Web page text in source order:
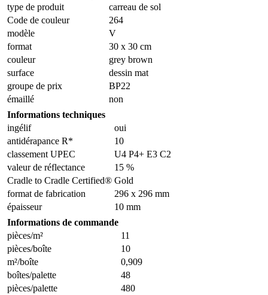
type de produit
carreau de sol
Code de couleur
264
modèle
V
format
30 x 30 cm
couleur
grey brown
surface
dessin mat
groupe de prix
BP22
émaillé
non
Informations techniques
ingélif
oui
antidérapance R*
10
classement UPEC
U4 P4+ E3 C2
valeur de réflectance
15 %
Cradle to Cradle Certified® Gold
format de fabrication
296 x 296 mm
épaisseur
10 mm
Informations de commande
pièces/m²
11
pièces/boîte
10
m²/boîte
0,909
boîtes/palette
48
pièces/palette
480